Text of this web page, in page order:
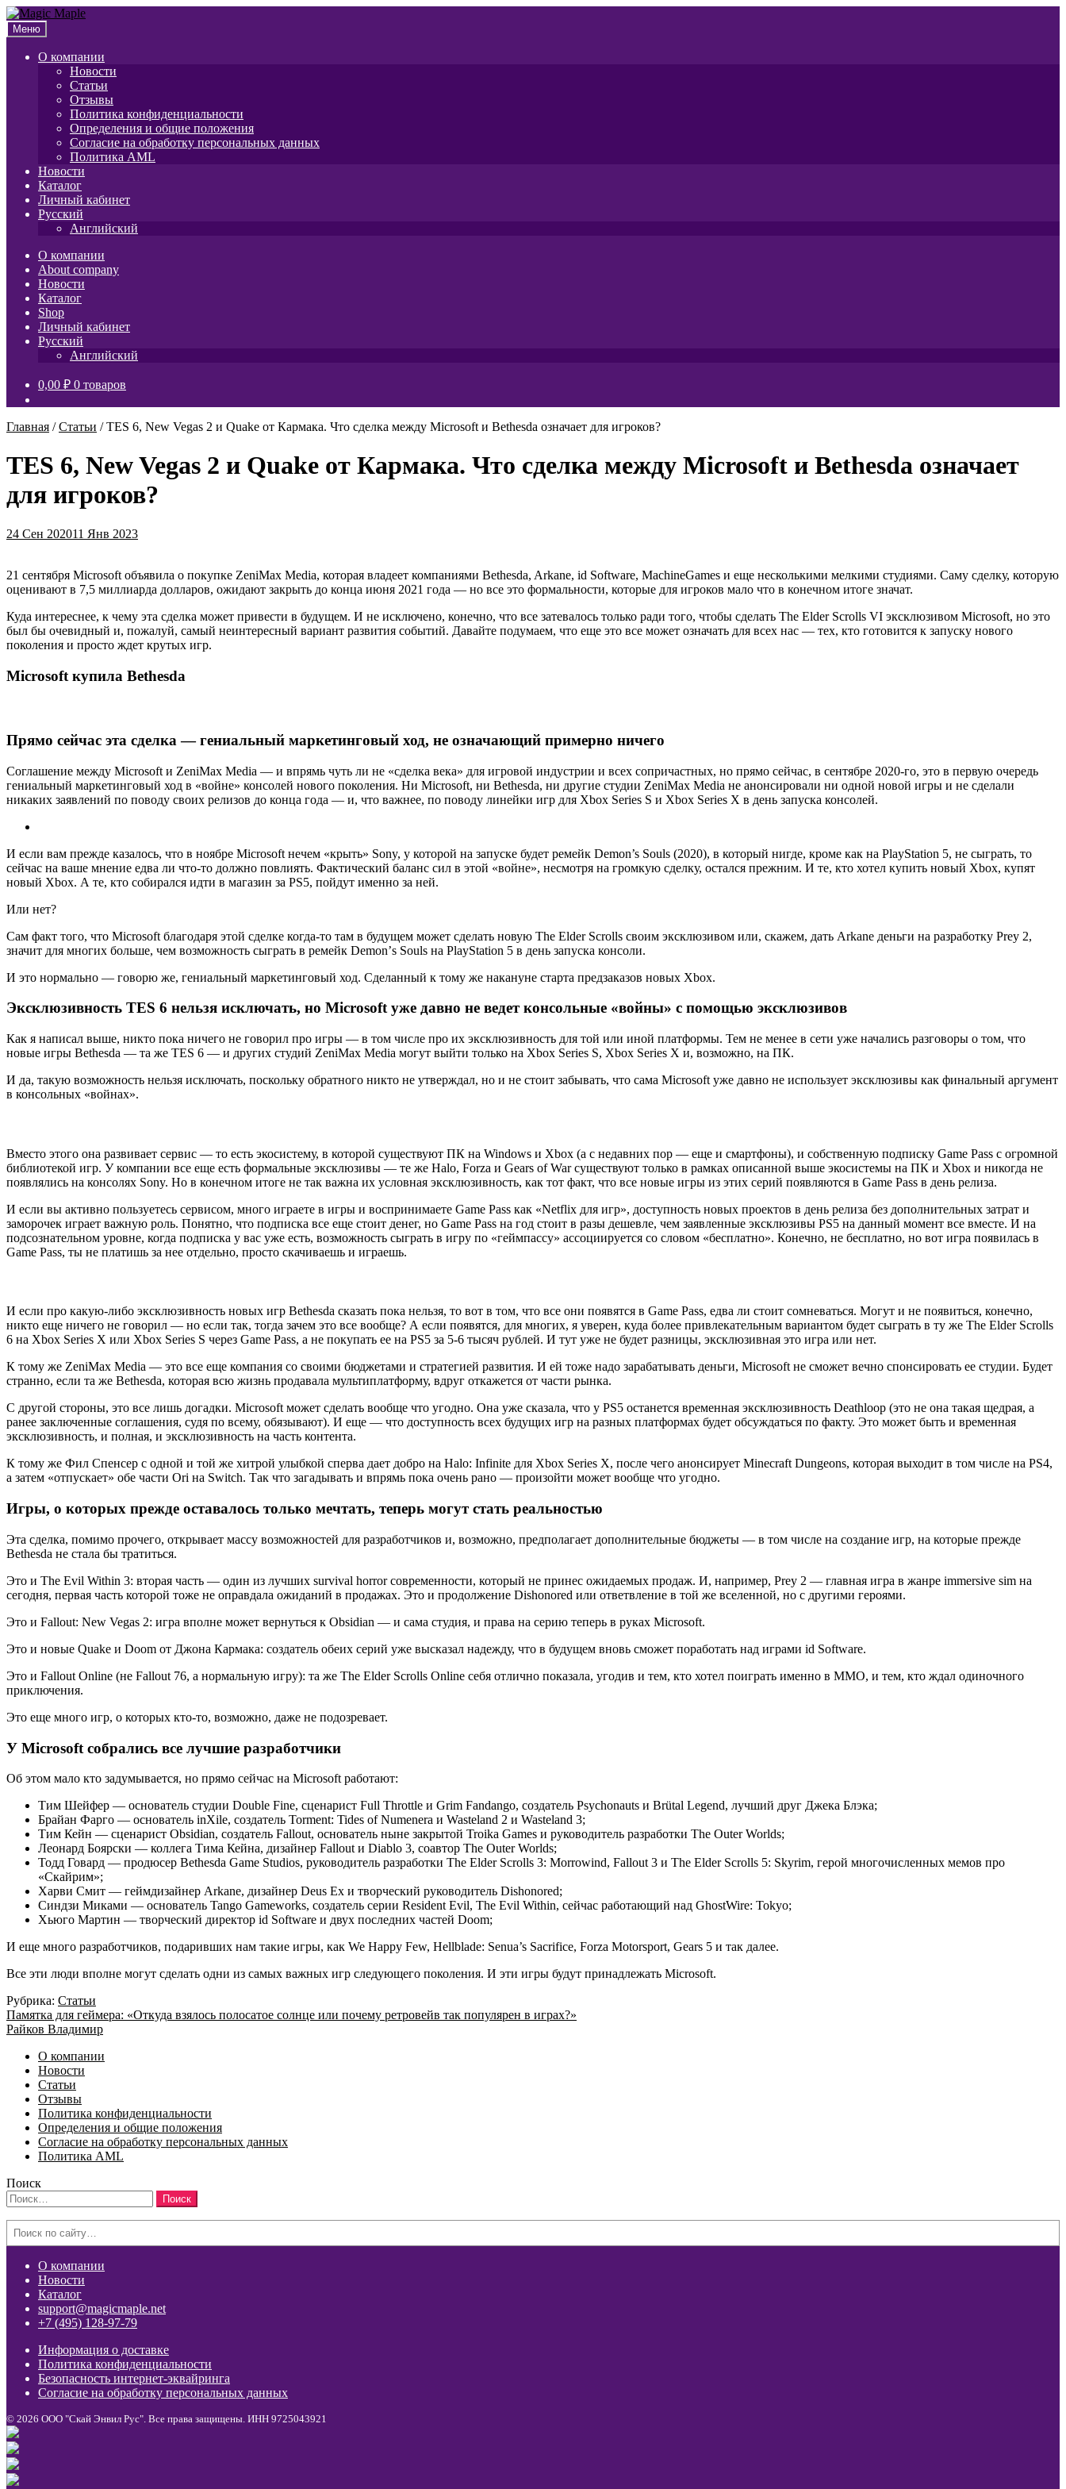
Перейти
к
навигации
Перейти
к
содержимому
Меню
О компании
Новости
Статьи
Отзывы
Политика конфиденциальности
Определения и общие положения
Согласие на обработку персональных данных
Политика AML
Новости
Каталог
Личный кабинет
Русский
Английский
О компании
About company
Новости
Каталог
Shop
Личный кабинет
Русский
Английский
0,00 ₽ 0 товаров
Главная /Статьи /TES 6, New Vegas 2 и Quake от Кармака. Что сделка между Microsoft и Bethesda означает для игроков?
TES 6, New Vegas 2 и Quake от Кармака. Что сделка между Microsoft и Bethesda означает
для игроков?
24 Сен 202011 Янв 2023
21 сентября Microsoft объявила о покупке ZeniMax Media, которая владеет компаниями Bethesda, Arkane, id Software, MachineGames и еще несколькими мелкими студиями. Саму сделку, которую
оценивают в 7,5 миллиарда долларов, ожидают закрыть до конца июня 2021 года — но все это формальности, которые для игроков мало что в конечном итоге значат.
Куда интереснее, к чему эта сделка может привести в будущем. И не исключено, конечно, что все затевалось только ради того, чтобы сделать The Elder Scrolls VI эксклюзивом Microsoft, но это
был бы очевидный и, пожалуй, самый неинтересный вариант развития событий. Давайте подумаем, что еще это все может означать для всех нас — тех, кто готовится к запуску нового
поколения и просто ждет крутых игр.
Microsoft купила Bethesda
Прямо сейчас эта сделка — гениальный маркетинговый ход, не означающий примерно ничего
Соглашение между Microsoft и ZeniMax Media — и впрямь чуть ли не «сделка века» для игровой индустрии и всех сопричастных, но прямо сейчас, в сентябре 2020-го, это в первую очередь
гениальный маркетинговый ход в «войне» консолей нового поколения. Ни Microsoft, ни Bethesda, ни другие студии ZeniMax Media не анонсировали ни одной новой игры и не сделали
никаких заявлений по поводу своих релизов до конца года — и, что важнее, по поводу линейки игр для Xbox Series S и Xbox Series X в день запуска консолей.
И если вам прежде казалось, что в ноябре Microsoft нечем «крыть» Sony, у которой на запуске будет ремейк Demon’s Souls (2020), в который нигде, кроме как на PlayStation 5, не сыграть, то
сейчас на ваше мнение едва ли что-то должно повлиять. Фактический баланс сил в этой «войне», несмотря на громкую сделку, остался прежним. И те, кто хотел купить новый Xbox, купят
новый Xbox. А те, кто собирался идти в магазин за PS5, пойдут именно за ней.
Или нет?
Сам факт того, что Microsoft благодаря этой сделке когда-то там в будущем может сделать новую The Elder Scrolls своим эксклюзивом или, скажем, дать Arkane деньги на разработку Prey 2,
значит для многих больше, чем возможность сыграть в ремейк Demonʼs Souls на PlayStation 5 в день запуска консоли.
И это нормально — говорю же, гениальный маркетинговый ход. Сделанный к тому же накануне старта предзаказов новых Xbox.
Эксклюзивность TES 6 нельзя исключать, но Microsoft уже давно не ведет консольные «войны» с помощью эксклюзивов
Как я написал выше, никто пока ничего не говорил про игры — в том числе про их эксклюзивность для той или иной платформы. Тем не менее в сети уже начались разговоры о том, что
новые игры Bethesda — та же TES 6 — и других студий ZeniMax Media могут выйти только на Xbox Series S, Xbox Series X и, возможно, на ПК.
И да, такую возможность нельзя исключать, поскольку обратного никто не утверждал, но и не стоит забывать, что сама Microsoft уже давно не использует эксклюзивы как финальный аргумент
в консольных «войнах».
Вместо этого она развивает сервис — то есть экосистему, в которой существуют ПК на Windows и Xbox (а с недавних пор — еще и смартфоны), и собственную подписку Game Pass с огромной
библиотекой игр. У компании все еще есть формальные эксклюзивы — те же Halo, Forza и Gears of War существуют только в рамках описанной выше экосистемы на ПК и Xbox и никогда не
появлялись на консолях Sony. Но в конечном итоге не так важна их условная эксклюзивность, как тот факт, что все новые игры из этих серий появляются в Game Pass в день релиза.
И если вы активно пользуетесь сервисом, много играете в игры и воспринимаете Game Pass как «Netflix для игр», доступность новых проектов в день релиза без дополнительных затрат и
заморочек играет важную роль. Понятно, что подписка все еще стоит денег, но Game Pass на год стоит в разы дешевле, чем заявленные эксклюзивы PS5 на данный момент все вместе. И на
подсознательном уровне, когда подписка у вас уже есть, возможность сыграть в игру по «геймпассу» ассоциируется со словом «бесплатно». Конечно, не бесплатно, но вот игра появилась в
Game Pass, ты не платишь за нее отдельно, просто скачиваешь и играешь.
И если про какую-либо эксклюзивность новых игр Bethesda сказать пока нельзя, то вот в том, что все они появятся в Game Pass, едва ли стоит сомневаться. Могут и не появиться, конечно,
никто еще ничего не говорил — но если так, тогда зачем это все вообще? А если появятся, для многих, я уверен, куда более привлекательным вариантом будет сыграть в ту же The Elder Scrolls
6 на Xbox Series X или Xbox Series S через Game Pass, а не покупать ее на PS5 за 5-6 тысяч рублей. И тут уже не будет разницы, эксклюзивная это игра или нет.
К тому же ZeniMax Media — это все еще компания со своими бюджетами и стратегией развития. И ей тоже надо зарабатывать деньги, Microsoft не сможет вечно спонсировать ее студии. Будет
странно, если та же Bethesda, которая всю жизнь продавала мультиплатформу, вдруг откажется от части рынка.
С другой стороны, это все лишь догадки. Microsoft может сделать вообще что угодно. Она уже сказала, что у PS5 останется временная эксклюзивность Deathloop (это не она такая щедрая, а
ранее заключенные соглашения, судя по всему, обязывают). И еще — что доступность всех будущих игр на разных платформах будет обсуждаться по факту. Это может быть и временная
эксклюзивность, и полная, и эксклюзивность на часть контента.
К тому же Фил Спенсер с одной и той же хитрой улыбкой сперва дает добро на Halo: Infinite для Xbox Series X, после чего анонсирует Minecraft Dungeons, которая выходит в том числе на PS4,
а затем «отпускает» обе части Ori на Switch. Так что загадывать и впрямь пока очень рано — произойти может вообще что угодно.
Игры, о которых прежде оставалось только мечтать, теперь могут стать реальностью
Эта сделка, помимо прочего, открывает массу возможностей для разработчиков и, возможно, предполагает дополнительные бюджеты — в том числе на создание игр, на которые прежде
Bethesda не стала бы тратиться.
Это и The Evil Within 3: вторая часть — один из лучших survival horror современности, который не принес ожидаемых продаж. И, например, Prey 2 — главная игра в жанре immersive sim на
сегодня, первая часть которой тоже не оправдала ожиданий в продажах. Это и продолжение Dishonored или ответвление в той же вселенной, но с другими героями.
Это и Fallout: New Vegas 2: игра вполне может вернуться к Obsidian — и сама студия, и права на серию теперь в руках Microsoft.
Это и новые Quake и Doom от Джона Кармака: создатель обеих серий уже высказал надежду, что в будущем вновь сможет поработать над играми id Software.
Это и Fallout Online (не Fallout 76, а нормальную игру): та же The Elder Scrolls Online себя отлично показала, угодив и тем, кто хотел поиграть именно в MMO, и тем, кто ждал одиночного
приключения.
Это еще много игр, о которых кто-то, возможно, даже не подозревает.
У Microsoft собрались все лучшие разработчики
Об этом мало кто задумывается, но прямо сейчас на Microsoft работают:
Тим Шейфер — основатель студии Double Fine, сценарист Full Throttle и Grim Fandango, создатель Psychonauts и Brütal Legend, лучший друг Джека Блэка;
Брайан Фарго — основатель inXile, создатель Torment: Tides of Numenera и Wasteland 2 и Wasteland 3;
Тим Кейн — сценарист Obsidian, создатель Fallout, основатель ныне закрытой Troika Games и руководитель разработки The Outer Worlds;
Леонард Боярски — коллега Тима Кейна, дизайнер Fallout и Diablo 3, соавтор The Outer Worlds;
Тодд Говард — продюсер Bethesda Game Studios, руководитель разработки The Elder Scrolls 3: Morrowind, Fallout 3 и The Elder Scrolls 5: Skyrim, герой многочисленных мемов про
«Скайрим»;
Харви Смит — геймдизайнер Arkane, дизайнер Deus Ex и творческий руководитель Dishonored;
Синдзи Миками — основатель Tango Gameworks, создатель серии Resident Evil, The Evil Within, сейчас работающий над GhostWire: Tokyo;
Хьюго Мартин — творческий директор id Software и двух последних частей Doom;
И еще много разработчиков, подаривших нам такие игры, как We Happy Few, Hellblade: Senua’s Sacrifice, Forza Motorsport, Gears 5 и так далее.
Все эти люди вполне могут сделать одни из самых важных игр следующего поколения. И эти игры будут принадлежать Microsoft.
Рубрика: Статьи
Навигация
по
записям
Предыдущая
запись:
Памятка для геймера: «Откуда взялось полосатое солнце или почему ретровейв так популярен в играх?»
Следующая
Райков Владимир
О компании
Новости
Статьи
Отзывы
Политика конфиденциальности
Определения и общие положения
Согласие на обработку персональных данных
Политика AML
Поиск
Найти:
Search
О компании
Новости
Каталог
support@magicmaple.net
+7 (495) 128-97-79
Информация о доставке
Политика конфиденциальности
Безопасность интернет-эквайринга
Согласие на обработку персональных данных
© 2026 ООО "Скай Энвил Рус". Все права защищены. ИНН 9725043921